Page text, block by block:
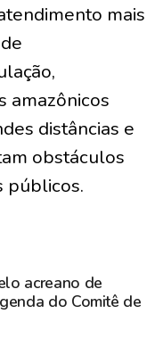
mais
amazônicos
distâncias e
obstáculos
públicos.
acreano de
do Comitê de